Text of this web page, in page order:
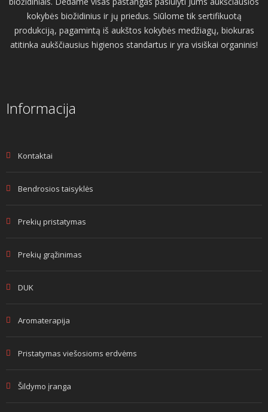
kokybės biožidinius ir jų priedus. Siūlome tik sertifikuotą
produkciją, pagamintą iš aukštos kokybės medžiagų, biokuras
atitinka aukščiausius higienos standartus ir yra visiškai organinis!
Informacija
Kontaktai
Bendrosios taisyklės
Prekių pristatymas
Prekių grąžinimas
DUK
Aromaterapija
Pristatymas viešosioms erdvėms
Šildymo įranga